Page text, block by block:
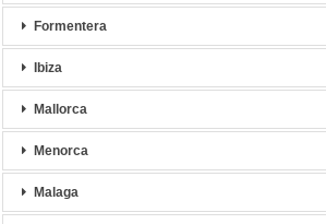
Formentera
Ibiza
Mallorca
Menorca
Malaga